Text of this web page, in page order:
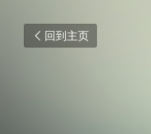
回到主页